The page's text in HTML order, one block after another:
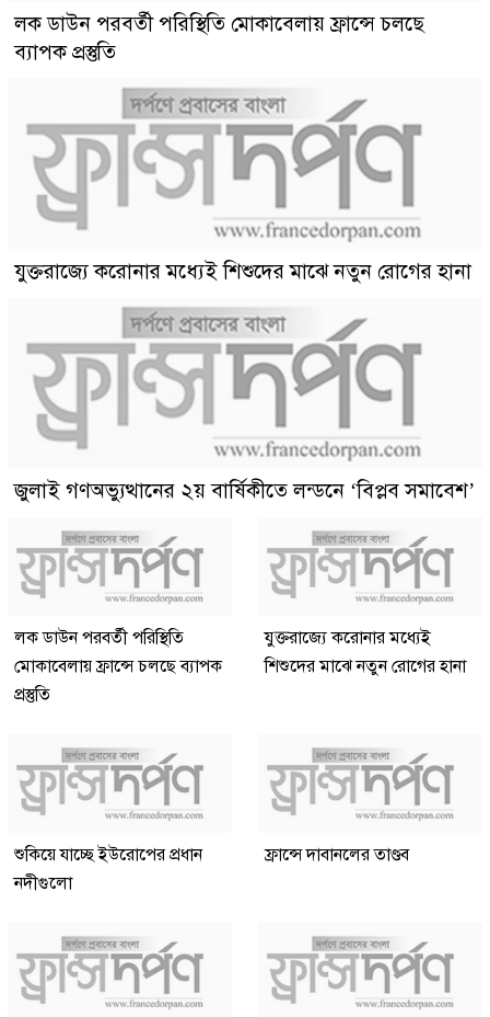
লক ডাউন পরবর্তী পরিস্থিতি মোকাবেলায় ফ্রান্সে চলছে
ব্যাপক প্রস্তুতি
যুক্তরাজ্যে করোনার মধ্যেই শিশুদের মাঝে নতুন রোগের হানা
জুলাই গণঅভ্যুত্থানের ২য় বার্ষিকীতে লন্ডনে ‘বিপ্লব সমাবেশ’
লক ডাউন পরবর্তী পরিস্থিতি
মোকাবেলায় ফ্রান্সে চলছে ব্যাপক
প্রস্তুতি
যুক্তরাজ্যে করোনার মধ্যেই
শিশুদের মাঝে নতুন রোগের হানা
শুকিয়ে যাচ্ছে ইউরোপের প্রধান
নদীগুলো
ফ্রান্সে দাবানলের তাণ্ডব